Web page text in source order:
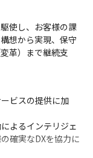
使し、お客様の課
想から実現、保守
革）まで継続支
ビスの提供に加
よるインテリジェ
確実なDXを協力に